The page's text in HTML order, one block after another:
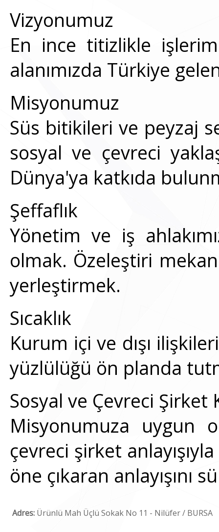
Vizyonumuz
En ince titizlikle
alanımızda Türkiye
Misyonumuz
Süs bitikileri ve peyzaj
sosyal ve çevreci
Dünya'ya katkıda
Şeffaflık
Yönetim ve iş
olmak. Özeleştiri
yerleştirmek.
Sıcaklık
Kurum içi ve dışı
yüzlülüğü ön planda
Sosyal ve Çevreci Şirket
Misyonumuza uygun
çevreci şirket
öne çıkaran anlayışını
Adres: Ürünlü Mah Üçlü Sokak No 11 - Nilüfer / BURSA